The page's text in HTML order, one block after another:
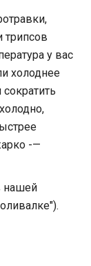
трипсов
у вас
холоднее
-—
нашей